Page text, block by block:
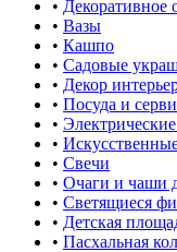
• Декоративное
• Вазы
• Кашпо
• Садовые
• Декор
• Посуда и
•
•
• Свечи
• Очаги и чаши
• Светящиеся
• Детская
• Пасхальная